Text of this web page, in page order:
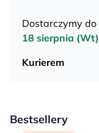
Dostarczymy do
18 sierpnia (Wt)
Kurierem
Bestsellery